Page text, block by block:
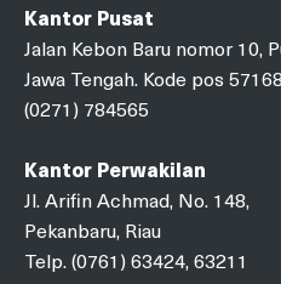
Kantor Pusat
Jalan Kebon Baru nomor 10,
Jawa Tengah. Kode pos
(0271) 784565
Kantor Perwakilan
Jl. Arifin Achmad, No. 148,
Pekanbaru, Riau
Telp. (0761) 63424, 63211